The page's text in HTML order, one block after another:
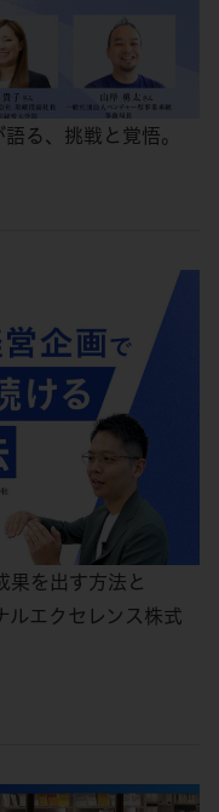
る、挑戦と覚悟。
果を出す方法と
ルエクセレンス株式